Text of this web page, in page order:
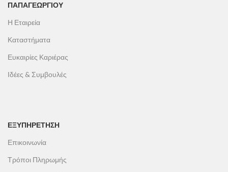
ΠΑΠΑΓΕΩΡΓΊΟΥ
Η Εταιρεία
Καταστήματα
Ευκαιρίες Καριέρας
Ιδέες & Συμβουλές
ΕΞΥΠΗΡΕΤΗΣΗ
Επικοινωνία
Τρόποι Πληρωμής